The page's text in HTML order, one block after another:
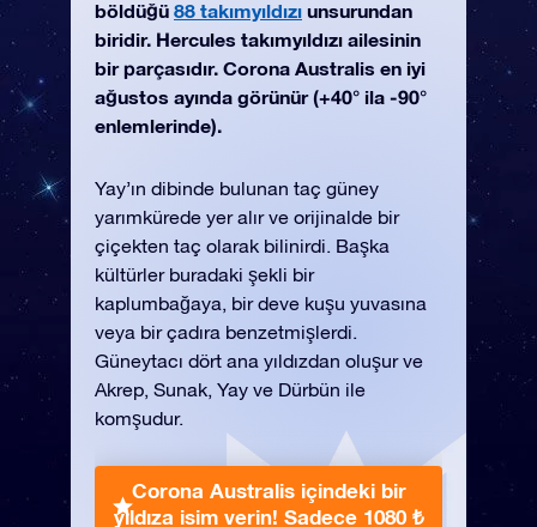
böldüğü 88 takımyıldızı unsurundan
biridir. Hercules takımyıldızı ailesinin
bir parçasıdır. Corona Australis en iyi
ağustos ayında görünür (+40° ila -90°
enlemlerinde).
Yay’ın dibinde bulunan taç güney
yarımkürede yer alır ve orijinalde bir
çiçekten taç olarak bilinirdi. Başka
kültürler buradaki şekli bir
kaplumbağaya, bir deve kuşu yuvasına
veya bir çadıra benzetmişlerdi.
Güneytacı dört ana yıldızdan oluşur ve
Akrep, Sunak, Yay ve Dürbün ile
komşudur.
Corona Australis içindeki bir
yıldıza isim verin! Sadece 1080 ₺